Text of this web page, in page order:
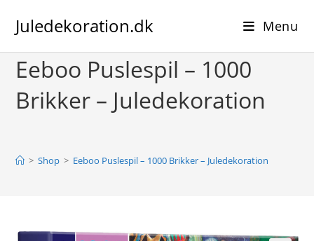
content
Juledekoration.dk Menu
Eeboo Puslespil – 1000
Brikker – Juledekoration
> Shop > Eeboo Puslespil – 1000 Brikker – Juledekoration